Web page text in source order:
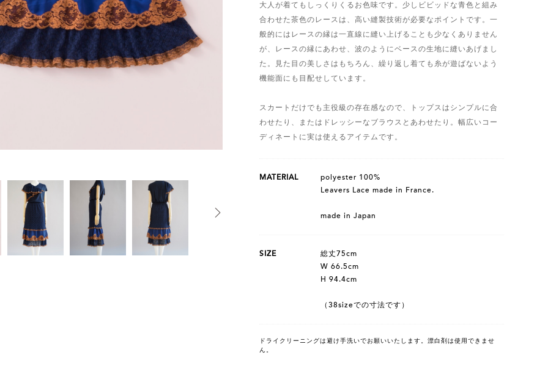
大人が着てもしっくりくるお色味です。少しビビッドな青色と組み
合わせた茶色のレースは、高い縫製技術が必要なポイントです。一
般的にはレースの縁は一直線に縫い上げることも少なくありません
が、レースの縁にあわせ、波のようにベースの生地に縫いあげまし
た。見た目の美しさはもちろん、繰り返し着ても糸が遊ばないよう
機能面にも目配せしています。
スカートだけでも主役級の存在感なので、トップスはシンプルに合
わせたり、またはドレッシーなブラウスとあわせたり。幅広いコー
ディネートに実は使えるアイテムです。
MATERIAL
polyester 100%
Leavers Lace made in France.
made in Japan
SIZE
総丈75cm
W 66.5cm
H 94.4cm
（38sizeでの寸法です）
ドライクリーニングは避け手洗いでお願いいたします。漂白剤は使用できませ
ん。